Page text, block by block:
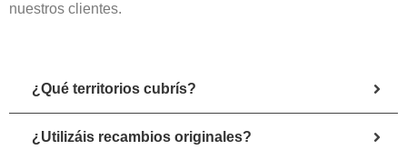
nuestros clientes.
¿Qué territorios cubrís?
¿Utilizáis recambios originales?